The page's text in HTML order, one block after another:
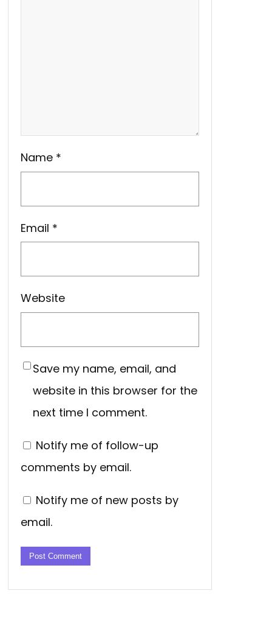
Name *
Email *
Website
Save my name, email, and
website in this browser for the
next time I comment.
Notify me of follow-up
comments by email.
Notify me of new posts by
email.